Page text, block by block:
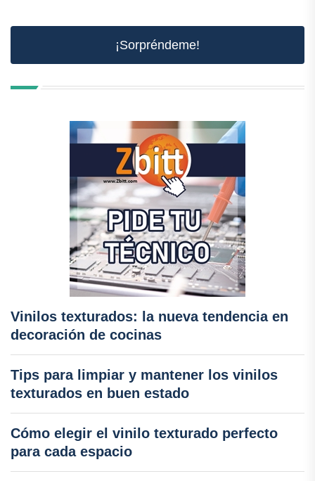
¡Sorpréndeme!
Vinilos texturados: la nueva tendencia en
decoración de cocinas
Tips para limpiar y mantener los vinilos
texturados en buen estado
Cómo elegir el vinilo texturado perfecto
para cada espacio